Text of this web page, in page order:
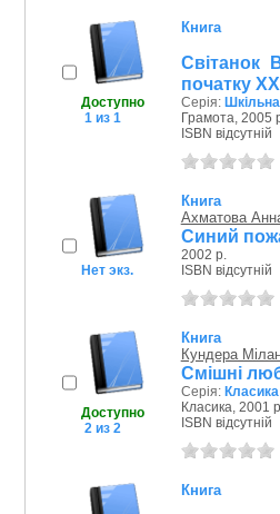
Доступно
1 из 1
Книга
Світанок
початку
Серія:
Грамота, 2005
ISBN відсутній
Нет экз.
Книга
Ахматова
Синий
2002 р.
ISBN відсутній
Доступно
2 из 2
Книга
Кундера
Смішні
Серія: Класика
Класика, 2001
ISBN відсутній
Книга